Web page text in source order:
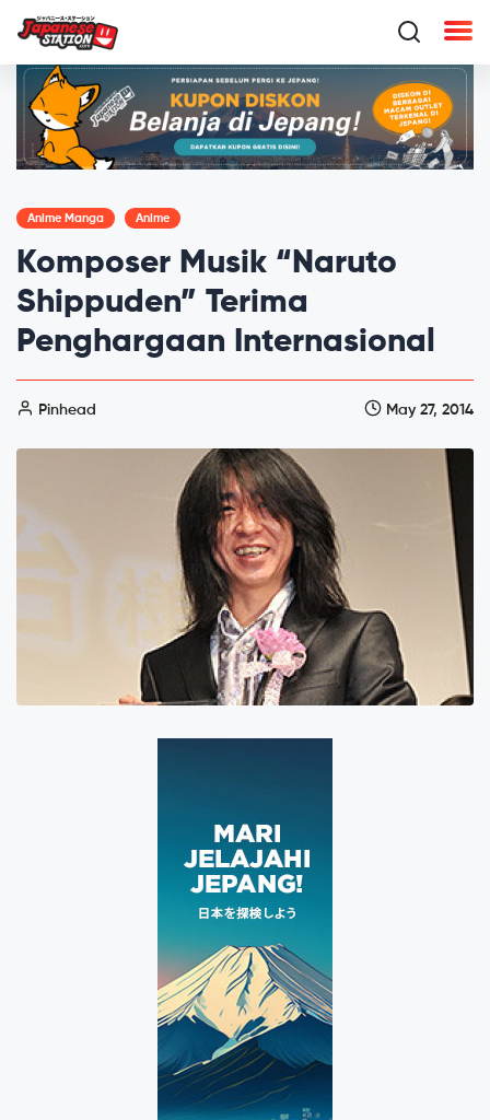
Anime Manga Anime
Komposer Musik “Naruto
Shippuden” Terima
Penghargaan Internasional
Pinhead May 27, 2014